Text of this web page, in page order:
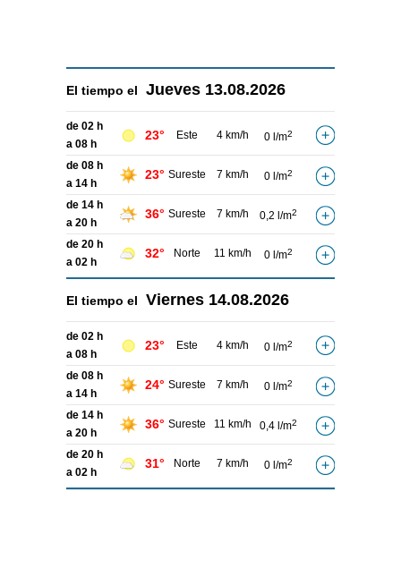
El tiempo el Jueves 13.08.2026
de 02 h
a 08 h
23° Este 4 km/h 0 l/m2
de 08 h
a 14 h
23° Sureste 7 km/h 0 l/m2
de 14 h
a 20 h
36° Sureste 7 km/h 0,2 l/m2
de 20 h
a 02 h
32° Norte 11 km/h 0 l/m2
El tiempo el Viernes 14.08.2026
de 02 h
a 08 h
23° Este 4 km/h 0 l/m2
de 08 h
a 14 h
24° Sureste 7 km/h 0 l/m2
de 14 h
a 20 h
36° Sureste 11 km/h 0,4 l/m2
de 20 h
a 02 h
31° Norte 7 km/h 0 l/m2